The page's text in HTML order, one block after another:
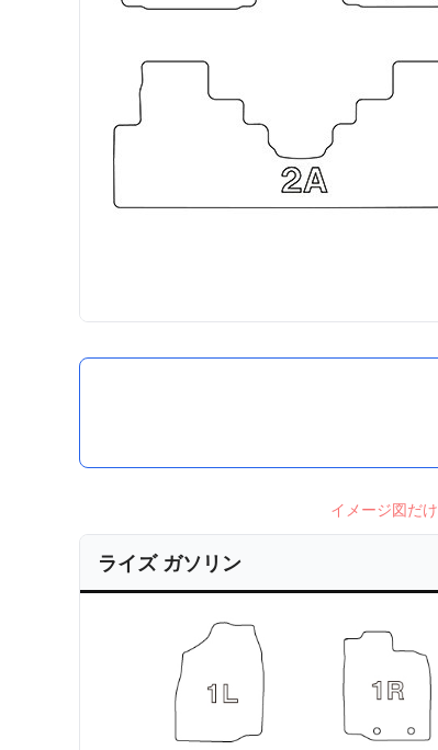
イメージ図だ
ライズ ガソリン